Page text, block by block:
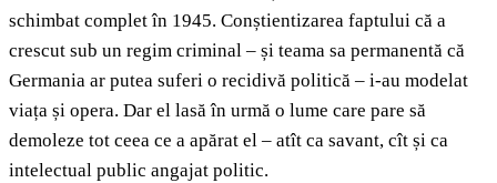
schimbat complet în 1945. Conștientizarea faptului că a
crescut sub un regim criminal – și teama sa permanentă că
Germania ar putea suferi o recidivă politică – i-au modelat
viața și opera. Dar el lasă în urmă o lume care pare să
demoleze tot ceea ce a apărat el – atît ca savant, cît și ca
intelectual public angajat politic.